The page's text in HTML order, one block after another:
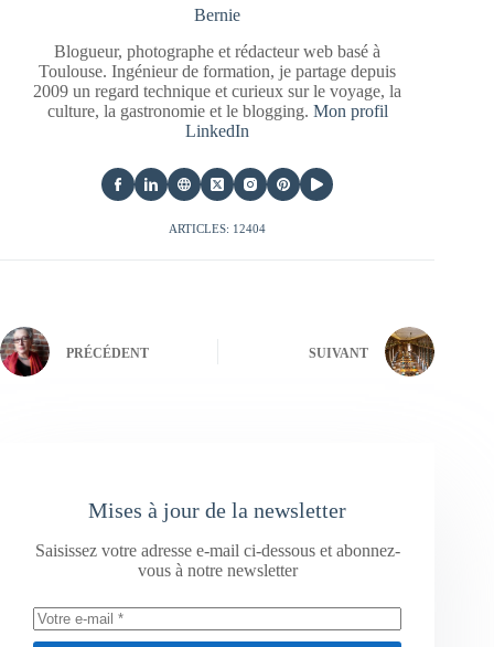
Bernie
Blogueur, photographe et rédacteur web basé à
Toulouse. Ingénieur de formation, je partage depuis
2009 un regard technique et curieux sur le voyage, la
culture, la gastronomie et le blogging. Mon profil
LinkedIn
ARTICLES: 12404
PRÉCÉDENT SUIVANT
Mises à jour de la newsletter
Saisissez votre adresse e-mail ci-dessous et abonnez-
vous à notre newsletter